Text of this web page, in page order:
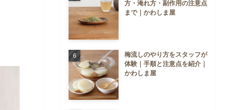
方・淹れ方・副作用の注意点
まで｜かわしま屋
梅流しのやり方をスタッフが
体験｜手順と注意点を紹介｜
かわしま屋